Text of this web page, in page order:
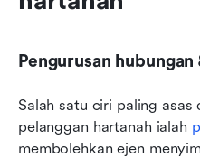
Pengurusan
Salah satu ciri paling asas
pelanggan hartanah ialah
membolehkan ejen